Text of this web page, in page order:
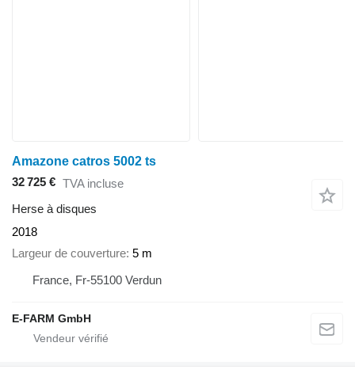
Amazone catros 5002 ts
32 725 € TVA incluse
Herse à disques
2018
Largeur de couverture 5 m
France, Fr-55100 Verdun
E-FARM GmbH